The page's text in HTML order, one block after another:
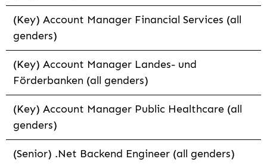
(Key) Account Manager Financial Services (all
genders)
(Key) Account Manager Landes- und
Förderbanken (all genders)
(Key) Account Manager Public Healthcare (all
genders)
(Senior) .Net Backend Engineer (all genders)